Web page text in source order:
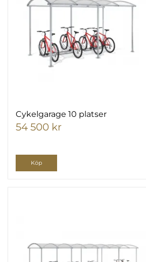
Cykelgarage 10 platser
54 500 kr
Köp